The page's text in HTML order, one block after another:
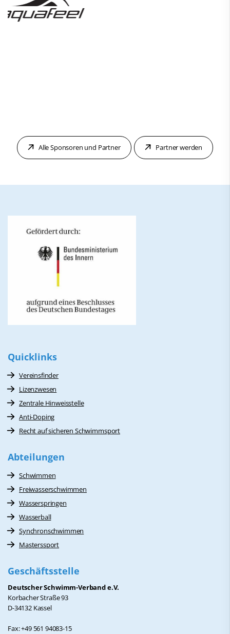
Alle Sponsoren und Partner Partner werden
Quicklinks
Vereinsfinder
Lizenzwesen
Zentrale Hinweisstelle
Anti-Doping
Recht auf sicheren Schwimmsport
Abteilungen
Schwimmen
Freiwasserschwimmen
Wasserspringen
Wasserball
Synchronschwimmen
Masterssport
Geschäftsstelle
Deutscher Schwimm-Verband e.V.
Korbacher Straße 93
D-34132 Kassel
Fax: +49 561 94083-15